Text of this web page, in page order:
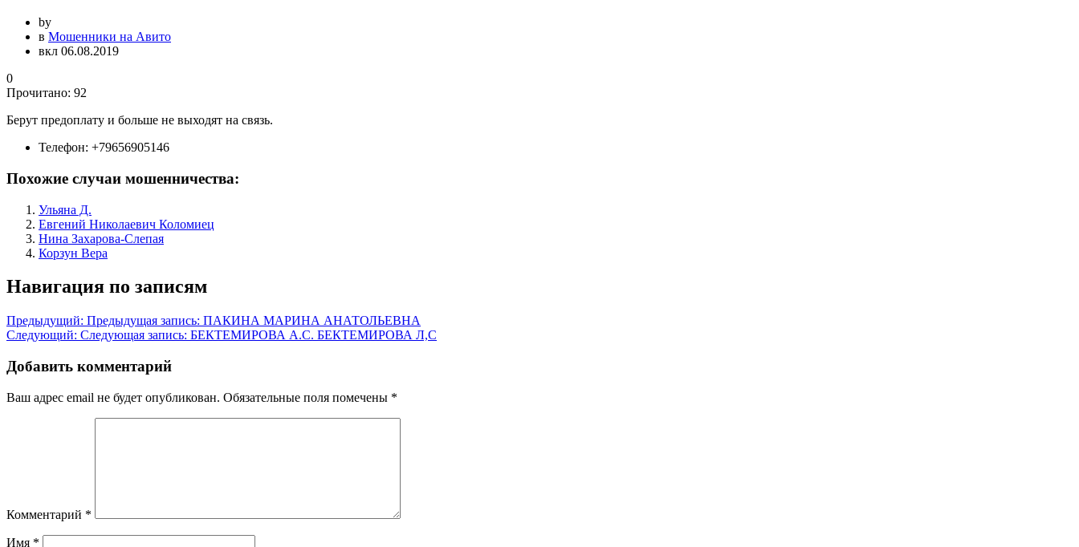
by
в Мошенники на Авито
вкл 06.08.2019
0
Прочитано: 92
Берут предоплату и больше не выходят на связь.
Телефон: +79656905146
Похожие случаи мошенничества:
Ульяна Д.
Евгений Николаевич Коломиец
Нина Захарова-Слепая
Корзун Вера
Навигация по записям
Предыдущий: Предыдущая запись: ПАКИНА МАРИНА АНАТОЛЬЕВНА
Следующий: Следующая запись: БЕКТЕМИРОВА А.С. БЕКТЕМИРОВА Л,С
Добавить комментарий
Ваш адрес email не будет опубликован. Обязательные поля помечены *
Комментарий *
Имя *